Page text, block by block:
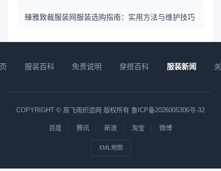
臻雅致裁服装网服装选购指南：实用方法与维护技巧
服装百科 免责说明 穿搭百科 服装新闻
COPYRIGHT © 辰飞雨织造网 版权所有 鲁ICP备2026005306号-32
百度 腾讯 新浪 淘宝 微博
XML地图